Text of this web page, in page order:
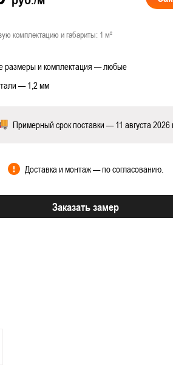
комплектацию и габариты: 1 м²
размеры и комплектация — любые
— 1,2 мм
Примерный срок поставки — 11 августа 2026
Доставка и монтаж — по согласованию.
Заказать замер